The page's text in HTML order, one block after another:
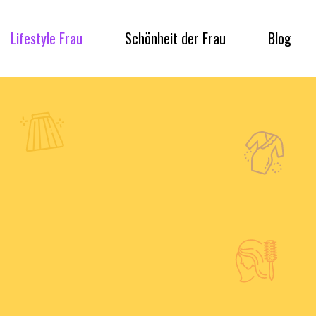
Lifestyle Frau Schönheit der Frau Blog